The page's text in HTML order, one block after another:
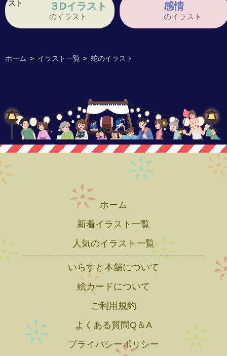
ホーム > イラスト一覧 > 蛇のイラスト
３Dイラスト
のイラスト
感情
のイラスト
ホーム
新着イラスト一覧
人気のイラスト一覧
いらすと本舗について
絵カードについて
ご利用規約
よくある質問Q＆A
プライバシーポリシー